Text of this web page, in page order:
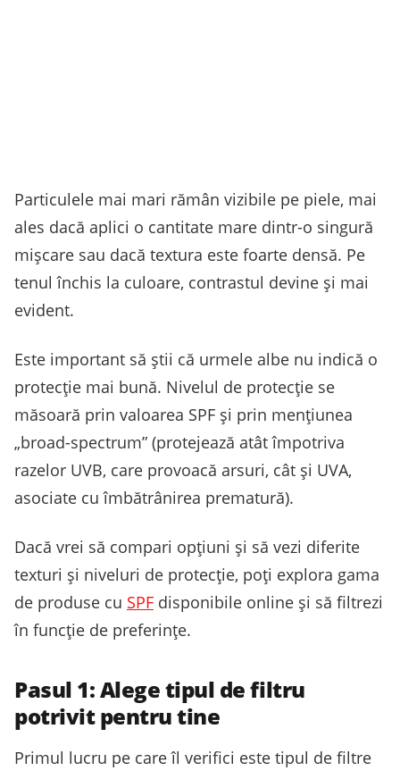
Particulele mai mari rămân vizibile pe piele, mai
ales dacă aplici o cantitate mare dintr-o singură
mișcare sau dacă textura este foarte densă. Pe
tenul închis la culoare, contrastul devine și mai
evident.
Este important să știi că urmele albe nu indică o
protecție mai bună. Nivelul de protecție se
măsoară prin valoarea SPF și prin mențiunea
„broad-spectrum” (protejează atât împotriva
razelor UVB, care provoacă arsuri, cât și UVA,
asociate cu îmbătrânirea prematură).
Dacă vrei să compari opțiuni și să vezi diferite
texturi și niveluri de protecție, poți explora gama
de produse cu SPF disponibile online și să filtrezi
în funcție de preferințe.
Pasul 1: Alege tipul de filtru
potrivit pentru tine
Primul lucru pe care îl verifici este tipul de filtre